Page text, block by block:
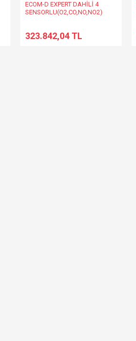
ECOM-D EXPERT DAHİLİ 4
SENSORLU(O2,CO,NO,NO2)
323.842,04 TL